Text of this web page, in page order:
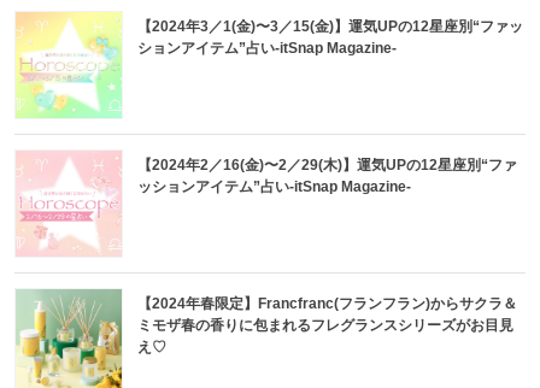
【2024年3／1(金)〜3／15(金)】運気UPの12星座別“ファッ
ションアイテム”占い-itSnap Magazine-
【2024年2／16(金)〜2／29(木)】運気UPの12星座別“ファ
ッションアイテム”占い-itSnap Magazine-
【2024年春限定】Francfranc(フランフラン)からサクラ＆
ミモザ春の香りに包まれるフレグランスシリーズがお目見
え♡